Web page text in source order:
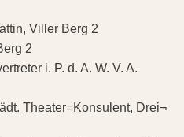
Viller Berg 2
2
i. P. d. A. W. V. A.
Theater=Konsulent, Drei¬